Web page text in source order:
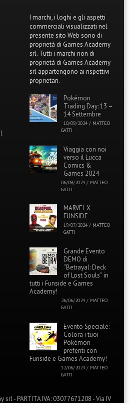
I marchi, i loghi e gli aspetti
commerciali visualizzati nel
presente sito Web sono di
proprietà di Games Academy
srl. Tutti i marchi non di
proprietà di Games Academy
srl appartengono ai rispettivi
proprietari.
Pokémon
Trading Day: 13 –
14 Settembre
10/09/2024 / MATTEO
GATTI
Viaggia con noi
verso il Lucca
Comics &
Games 2024
06/09/2024 / MATTEO
GATTI
MARVEL X
FUNSIDE
19/07/2024 / MATTEO
GATTI
Grande Evento
DEMO di
“Betrayal: Deck
of Lost Souls” in
tutti i Funside e Games
Academy!
26/06/2024 / MATTEO
GATTI
Evento Speciale:
Colora i tuoi
Pokémon
preferiti con
Funside e Games Academy!
12/06/2024 / MATTEO
GATTI
- PARTITA IVA: 03077671208 - Via IV